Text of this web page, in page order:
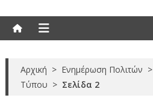
Αρχική > Ενημέρωση Πολιτών >
Τύπου > Σελίδα 2